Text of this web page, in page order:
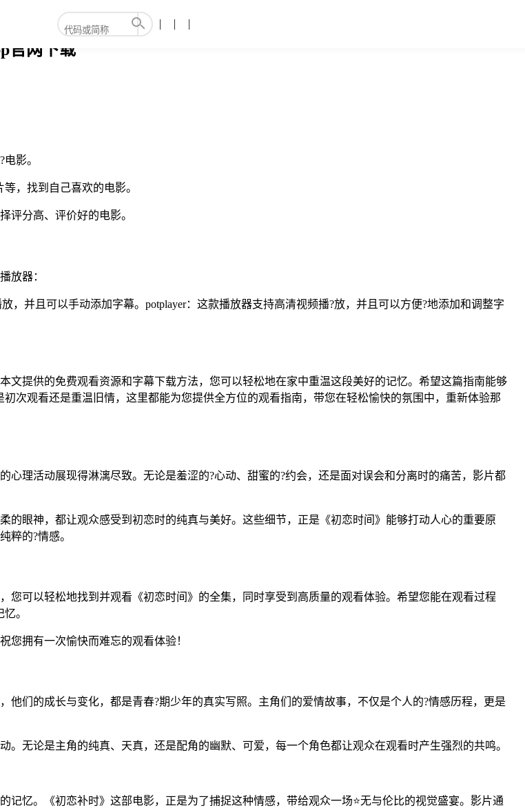
官网下载
影。
，找到自己喜欢的电影。
评分高、评价好的电影。
放器：
并且可以手动添加字幕。potplayer：这款播放器支持高清视频播?放，并且可以方便?地添加和调整字
文提供的免费观看资源和字幕下载方法，您可以轻松地在家中重温这段美好的记忆。希望这篇指南能够
次观看还是重温旧情，这里都能为您提供全方位的观看指南，带您在轻松愉快的氛围中，重新体验那
理活动展现得淋漓尽致。无论是羞涩的?心动、甜蜜的?约会，还是面对误会和分离时的痛苦，影片都
眼神，都让观众感受到初恋时的纯真与美好。这些细节，正是《初恋时间》能够打动人心的重要原
粹的?情感。
您可以轻松地找到并观看《初恋时间》的全集，同时享受到高质量的观看体验。希望您能在观看过程
。
您拥有一次愉快而难忘的观看体验！
他们的成长与变化，都是青春?期少年的真实写照。主角们的爱情故事，不仅是个人的?情感历程，更是
无论是主角的纯真、天真，还是配角的幽默、可爱，每一个角色都让观众在观看时产生强烈的共鸣。
忆。《初恋补时》这部电影，正是为了捕捉这种情感，带给观众一场⭐无与伦比的视觉盛宴。影片通